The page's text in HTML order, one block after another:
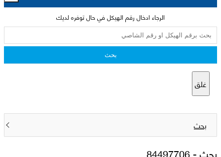
الرجاء ادخال رقم الهيكل في حال توفره لديك
بحث
غلق
بحث